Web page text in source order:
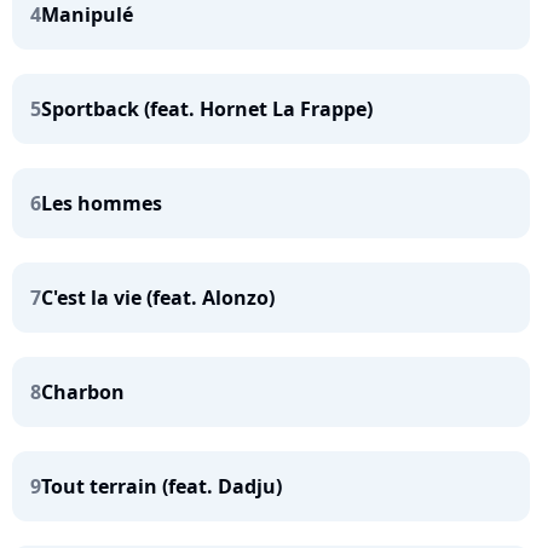
4Manipulé
5Sportback (feat. Hornet La Frappe)
6Les hommes
7C'est la vie (feat. Alonzo)
8Charbon
9Tout terrain (feat. Dadju)